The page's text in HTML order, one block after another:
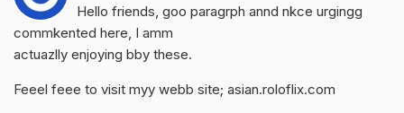
Hello friends, goo paragrph annd nkce urgingg
commkented here, I amm
actuazlly enjoying bby these.
Feeel feee to visit myy webb site; asian.roloflix.com